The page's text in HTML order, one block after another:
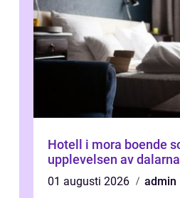
Hotell i mora boende som lyfter hela
upplevelsen av dalarna
01 augusti 2026
admin